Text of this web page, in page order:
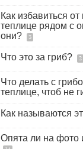
Как избавиться
теплице рядом с
они?
3
Что это за гриб? 2
Что делать с
теплице, чтоб не
Как называются
Опята ли на фото